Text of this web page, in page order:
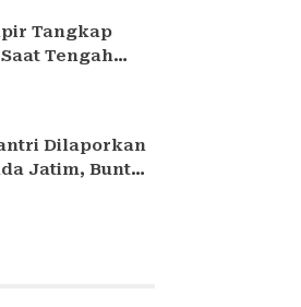
Tangkap
Tengah
Dilaporkan
Jatim, Buntut